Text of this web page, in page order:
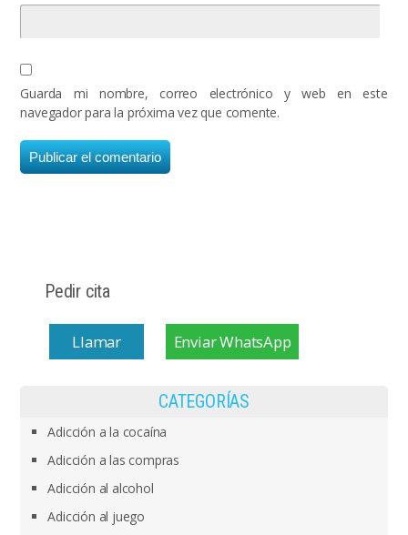
Guarda mi nombre, correo electrónico y web en este
navegador para la próxima vez que comente.
Pedir cita
Llamar Enviar WhatsApp
CATEGORÍAS
Adicción a la cocaína
Adicción a las compras
Adicción al alcohol
Adicción al juego